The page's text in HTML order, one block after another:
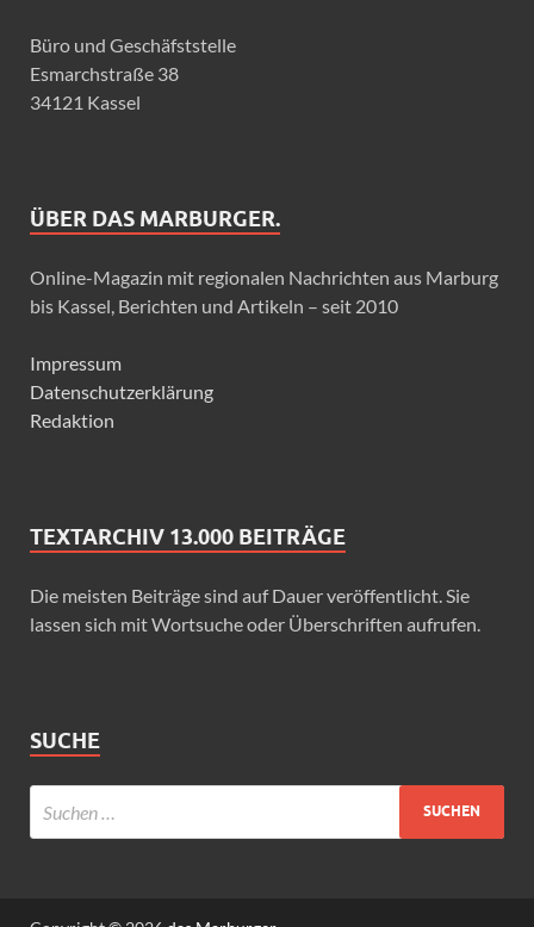
Büro und Geschäfststelle
Esmarchstraße 38
34121 Kassel
ÜBER DAS MARBURGER.
Online-Magazin mit regionalen Nachrichten aus Marburg
bis Kassel, Berichten und Artikeln – seit 2010
Impressum
Datenschutzerklärung
Redaktion
TEXTARCHIV 13.000 BEITRÄGE
Die meisten Beiträge sind auf Dauer veröffentlicht. Sie
lassen sich mit Wortsuche oder Überschriften aufrufen.
SUCHE